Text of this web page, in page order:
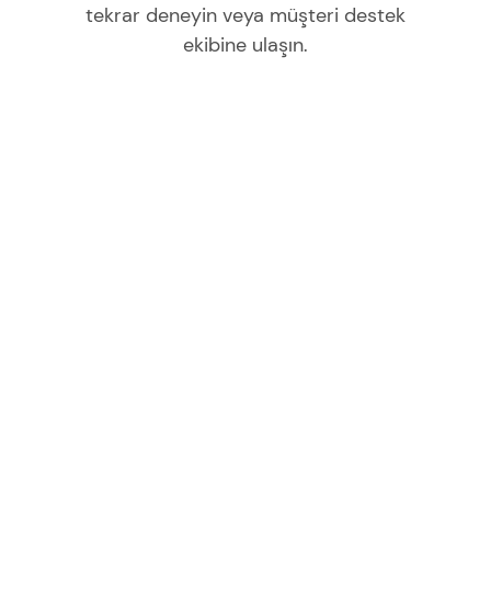
tekrar deneyin veya müşteri destek
ekibine ulaşın.